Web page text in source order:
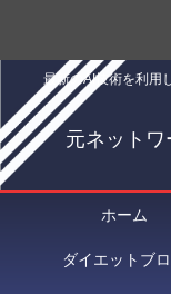
最新のAI技術を利用
元ネット
ホーム
ダイエットブ